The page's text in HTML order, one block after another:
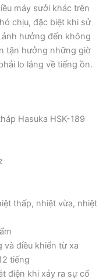
máy sưởi khác trên
chịu, đặc biệt khi sử
hưởng đến không
tận hưởng những giờ
lo lắng về tiếng ồn.
Hasuka HSK-189
thấp, nhiệt vừa, nhiệt
và điều khiển từ xa
tiếng
điện khi xảy ra sự cố